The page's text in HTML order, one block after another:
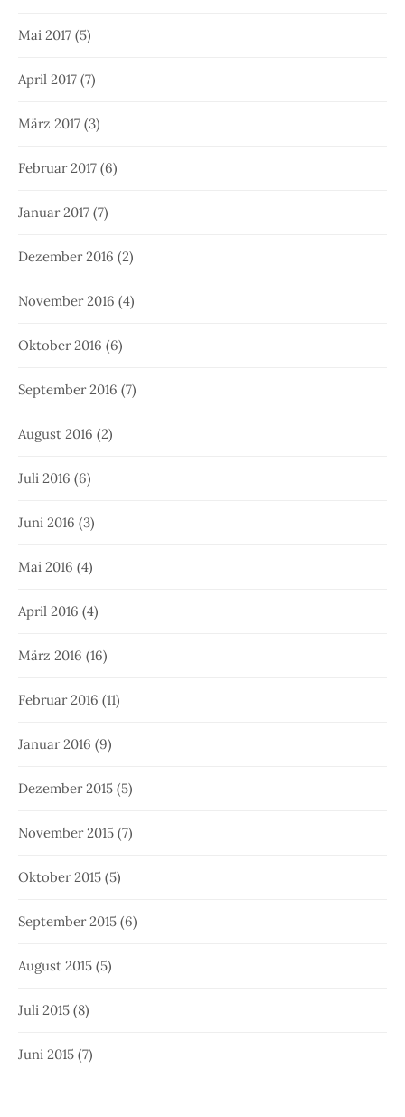
Mai 2017 (5)
April 2017 (7)
März 2017 (3)
Februar 2017 (6)
Januar 2017 (7)
Dezember 2016 (2)
November 2016 (4)
Oktober 2016 (6)
September 2016 (7)
August 2016 (2)
Juli 2016 (6)
Juni 2016 (3)
Mai 2016 (4)
April 2016 (4)
März 2016 (16)
Februar 2016 (11)
Januar 2016 (9)
Dezember 2015 (5)
November 2015 (7)
Oktober 2015 (5)
September 2015 (6)
August 2015 (5)
Juli 2015 (8)
Juni 2015 (7)